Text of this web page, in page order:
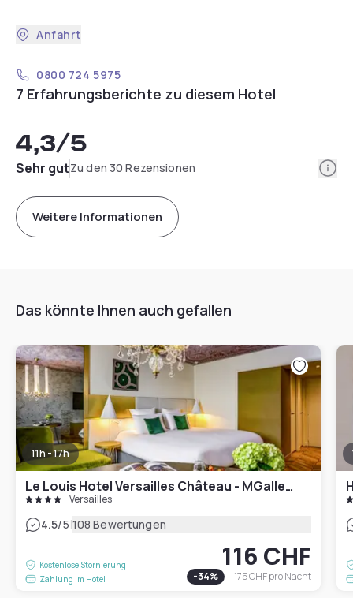
Anfahrt
0800 724 5975
7 Erfahrungsberichte zu diesem Hotel
4,3/5
Sehr gutZu den 30 Rezensionen
Weitere Informationen
Das könnte Ihnen auch gefallen
11h - 17h
Le Louis Hotel Versailles Château - MGallery Coll.
Versailles
4.5/5|108 Bewertungen
Kostenlose Stornierung
Zahlung im Hotel
116 CHF
-34% 175 CHFpro Nacht